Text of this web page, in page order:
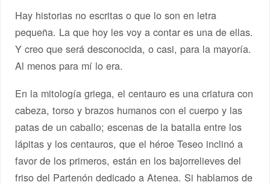
Hay historias no escritas o que lo son en letra
pequeña. La que hoy les voy a contar es una de ellas.
Y creo que será desconocida, o casi, para la mayoría.
Al menos para mí lo era.
En la mitología griega, el centauro es una criatura con
cabeza, torso y brazos humanos con el cuerpo y las
patas de un caballo; escenas de la batalla entre los
lápitas y los centauros, que el héroe Teseo inclinó a
favor de los primeros, están en los bajorrelieves del
friso del Partenón dedicado a Atenea. Si hablamos de